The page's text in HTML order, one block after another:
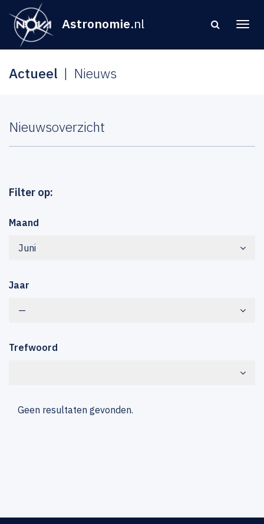
Astronomie.nl
Actueel Nieuws
Nieuwsoverzicht
Filter op:
Maand
Juni
Jaar
—
Trefwoord
Geen resultaten gevonden.